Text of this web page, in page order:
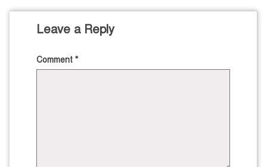
Leave a Reply
Comment *